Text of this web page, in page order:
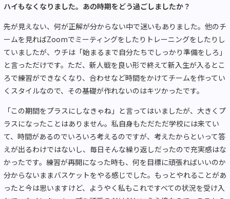
ハイもなくなりました。あの時期をどう過ごしましたか？
先が見えない、何が正解が分からない中で迷いもありました。他のチ
ームを見ればZoomでミーティングをしたりトレーニングをしたりし
ていましたが、ウチは「始まるまで自分たちでしっかり準備をしろ」
と言っただけです。ただ、新人戦を良い形で終えて新入生が入るとこ
ろで練習ができなくなり、合わせなど時間をかけてチームを作ってい
くスタイルなので、その基礎が作れないのはキツかったです。
「この期間をプラスにしなきゃね」と言ってはいましたが、大きくプ
ラスになったことはありません。私自身もただただ学校には来てい
て、時間があるのでいろいろ考えるのですが、考えたからといって答
えが出るわけではないし、毎日そんな繰り返しだったので充実感はな
かったです。練習が再開になった時も、何を目標に頑張ればいいのか
分からないままバスケットをやる感じでした。もっとやれることがあ
ったと今は思いますけど、ようやく私もこれですべての状況を受け入